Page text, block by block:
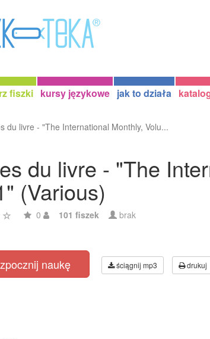
fiszki kursy językowe jak to działa
du livre - "The International Monthly, Volu...
du livre - "The
(Various)
0 101 fiszek brak
naukę ściągnij mp3 drukuj